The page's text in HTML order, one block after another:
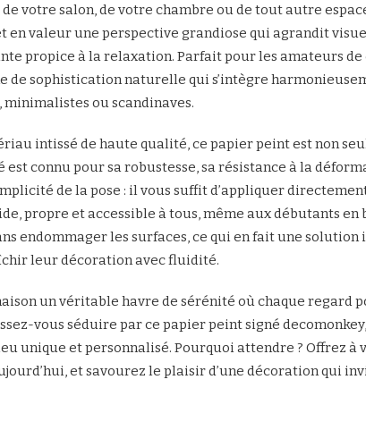
votre salon, de votre chambre ou de tout autre
en valeur une perspective grandiose qui agrandit
propice à la relaxation. Parfait pour les amateurs
de sophistication naturelle qui s’intègre
minimalistes ou scandinaves.
intissé de haute qualité, ce papier peint est non
est connu pour sa robustesse, sa résistance à la
de la pose : il vous suffit d’appliquer
propre et accessible à tous, même aux débutants en
endommager les surfaces, ce qui en fait une
leur décoration avec fluidité.
un véritable havre de sérénité où chaque regard
vous séduire par ce papier peint signé
unique et personnalisé. Pourquoi attendre ? Offrez à
et savourez le plaisir d’une décoration qui